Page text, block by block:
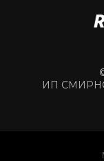
ИП